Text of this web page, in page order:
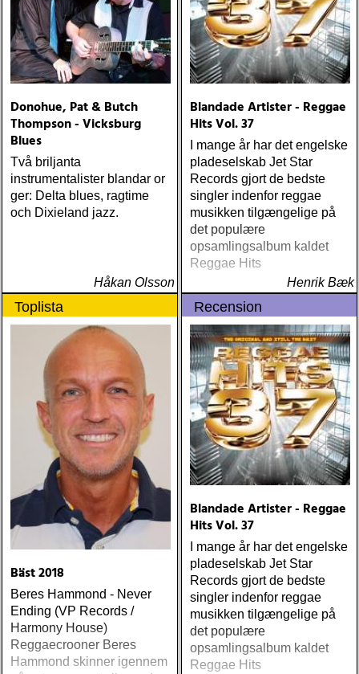
Donohue, Pat & Butch
Thompson - Vicksburg
Blues
Två briljanta
instrumentalister blandar or
ger: Delta blues, ragtime
och Dixieland jazz.
Håkan Olsson
Blandade Artister - Reggae
Hits Vol. 37
I mange år har det engelske
pladeselskab Jet Star
Records gjort de bedste
singler indenfor reggae
musikken tilgængelige på
det populære
opsamlingsalbum kaldet
Reggae Hits
Henrik Bæk
Toplista
Bäst 2018
Beres Hammond - Never
Ending (VP Records /
Harmony House)
Reggaecrooner Beres
Hammond skinner igennem
Recension
Blandade Artister - Reggae
Hits Vol. 37
I mange år har det engelske
pladeselskab Jet Star
Records gjort de bedste
singler indenfor reggae
musikken tilgængelige på
det populære
opsamlingsalbum kaldet
Reggae Hits